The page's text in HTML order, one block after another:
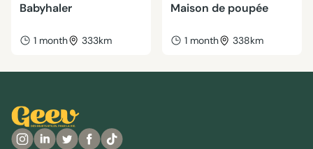
Babyhaler
1 month 333km
Maison de poupée
1 month 338km